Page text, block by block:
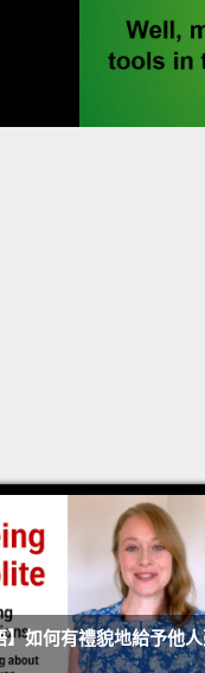
】如何有禮貌地給予他